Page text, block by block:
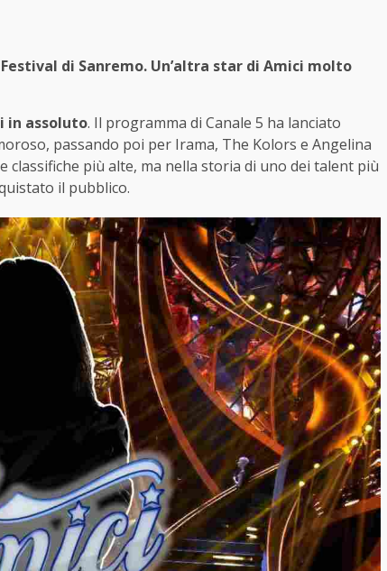
di Sanremo. Un’altra star di Amici molto
in assoluto. Il programma di Canale 5 ha lanciato
passando poi per Irama, The Kolors e Angelina
più alte, ma nella storia di uno dei talent più
il pubblico.